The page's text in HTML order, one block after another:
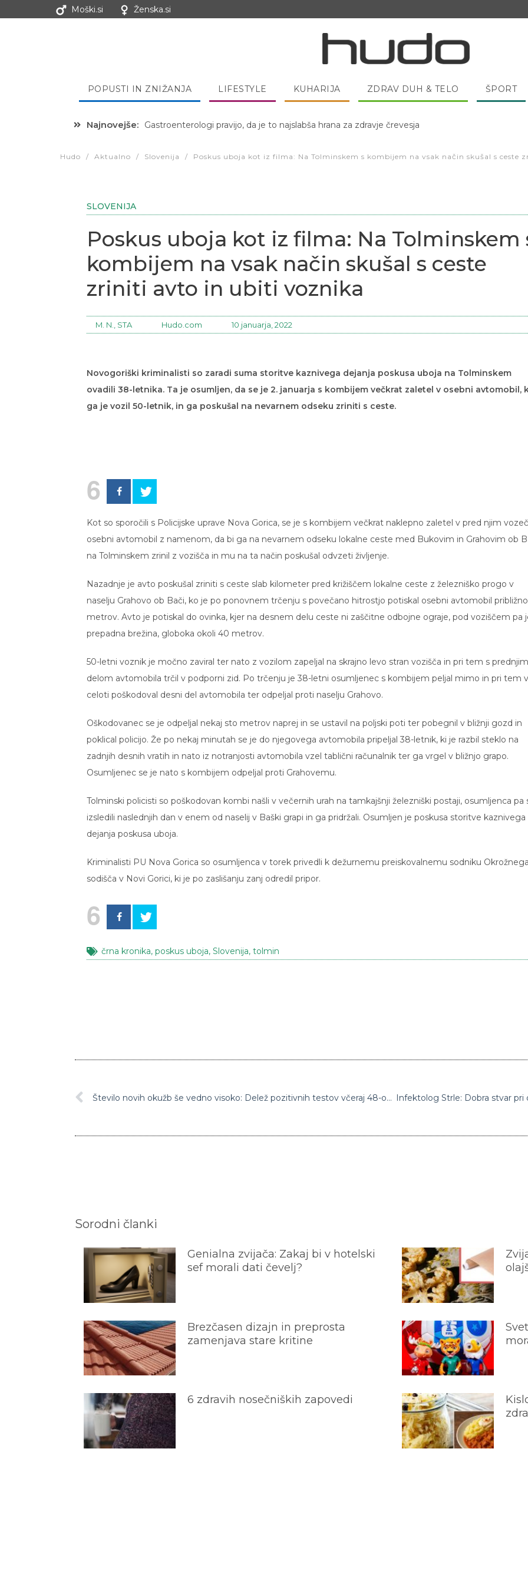
Moški.si Ženska.si
POPUSTI IN ZNIŽANJA LIFESTYLE KUHARIJA ZDRAV DUH & TELO ŠPORT
Najnovejše: Hibernacijska dieta: Zakaj je pred spanjem dobro pojesti žlico medu?
Hudo / Aktualno / Slovenija / Poskus uboja kot iz filma: Na Tolminskem s kombijem na vsak način skušal s
SLOVENIJA
Poskus uboja kot iz filma: Na Tolminskem
kombijem na vsak način skušal s ceste
zriniti avto in ubiti voznika
M. N., STA Hudo.com 10 januarja, 2022
Novogoriški kriminalisti so zaradi suma storitve kaznivega dejanja poskusa uboja na Tolminskem
ovadili 38-letnika. Ta je osumljen, da se je 2. januarja s kombijem večkrat zaletel v osebni avtomobil,
ga je vozil 50-letnik, in ga poskušal na nevarnem odseku zriniti s ceste.
6
Kot so sporočili s Policijske uprave Nova Gorica, se je s kombijem večkrat naklepno zaletel v pred njim
osebni avtomobil z namenom, da bi ga na nevarnem odseku lokalne ceste med Bukovim in Grahovim ob
na Tolminskem zrinil z vozišča in mu na ta način poskušal odvzeti življenje.
Nazadnje je avto poskušal zriniti s ceste slab kilometer pred križiščem lokalne ceste z železniško progo v
naselju Grahovo ob Bači, ko je po ponovnem trčenju s povečano hitrostjo potiskal osebni avtomobil
metrov. Avto je potiskal do ovinka, kjer na desnem delu ceste ni zaščitne odbojne ograje, pod voziščem pa
prepadna brežina, globoka okoli 40 metrov.
50-letni voznik je močno zaviral ter nato z vozilom zapeljal na skrajno levo stran vozišča in pri tem s prednjim
delom avtomobila trčil v podporni zid. Po trčenju je 38-letni osumljenec s kombijem peljal mimo in pri tem v
celoti poškodoval desni del avtomobila ter odpeljal proti naselju Grahovo.
Oškodovanec se je odpeljal nekaj sto metrov naprej in se ustavil na poljski poti ter pobegnil v bližnji gozd in
poklical policijo. Že po nekaj minutah se je do njegovega avtomobila pripeljal 38-letnik, ki je razbil steklo na
zadnjih desnih vratih in nato iz notranjosti avtomobila vzel tablični računalnik ter ga vrgel v bližnjo grapo.
Osumljenec se je nato s kombijem odpeljal proti Grahovemu.
Tolminski policisti so poškodovan kombi našli v večernih urah na tamkajšnji železniški postaji, osumljenca pa
izsledili naslednjih dan v enem od naselij v Baški grapi in ga pridržali. Osumljen je poskusa storitve kaznivega
dejanja poskusa uboja.
Kriminalisti PU Nova Gorica so osumljenca v torek privedli k dežurnemu preiskovalnemu sodniku
sodišča v Novi Gorici, ki je po zaslišanju zanj odredil pripor.
6
črna kronika, poskus uboja, Slovenija, tolmin
Število novih okužb še vedno visoko: Delež pozitivnih testov včeraj 48-odstoten
Sorodni članki
Genialna zvijača: Zakaj bi v hotelski
sef morali dati čevelj?
Brezčasen dizajn in preprosta
zamenjava stare kritine
6 zdravih nosečniških zapovedi